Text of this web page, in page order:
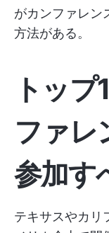
がカンファレン
方法がある。
トップ
ファレ
参加す
テキサスやカリ